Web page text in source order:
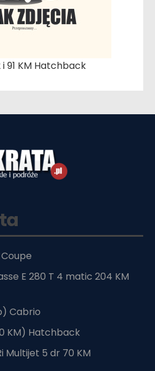
91 KM Hatchback
Coupe
E 280 T 4 matic 204 KM
Cabrio
KM) Hatchback
Multijet 5 dr 70 KM